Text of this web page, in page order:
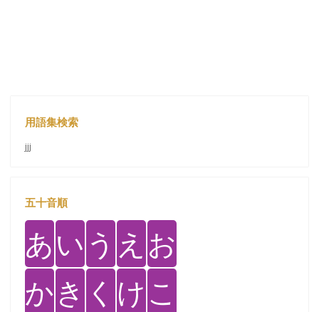
用語集検索
jjj
五十音順
あい う え お
かき く けこ